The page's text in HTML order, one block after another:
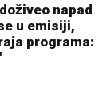
napad
u emisiji,
programa: